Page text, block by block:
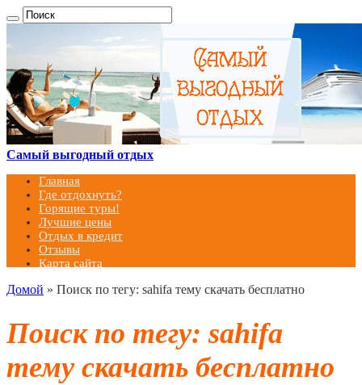
Самый выгодный отдых
Главная
Где отдохнуть?
Горящие туры!
Лучшие цены
Отдых в кредит
Отзывы
Карта сайта
Домой » Поиск по тегу: sahifa тему скачать бесплатно
Поиск по тегу:sahifa
тему скачать бесплатно